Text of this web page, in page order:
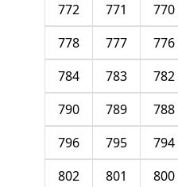
770
771
772
776
777
778
782
783
784
788
789
790
794
795
796
800
801
802